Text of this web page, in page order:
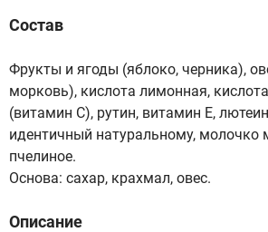
Состав
Фрукты и ягоды (яблоко, черника),
морковь), кислота лимонная,
(витамин С), рутин, витамин Е,
идентичный натуральному, молочко
пчелиное.
Основа: сахар, крахмал, овес.
Описание